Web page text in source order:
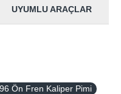
UYUMLU ARAÇLAR
Ön Fren Kaliper Pimi